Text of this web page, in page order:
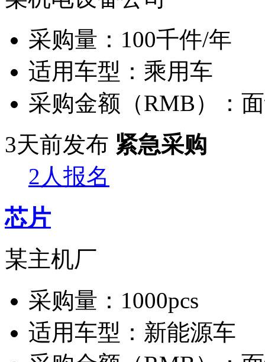
采购量： 100千件/年
适用车型： 乘用车
采购金额（RMB）：
3天前发布 紧急采购
2人报名
芯片
某主机厂
采购量： 1000pcs
适用车型： 新能源车